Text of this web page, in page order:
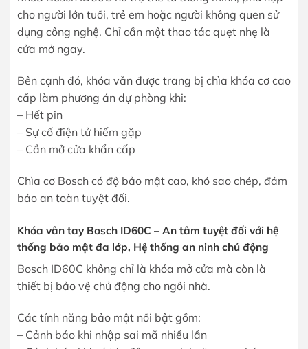
cho người lớn tuổi, trẻ em hoặc người không quen sử
dụng công nghệ. Chỉ cần một thao tác quẹt nhẹ là
cửa mở ngay.
Bên cạnh đó, khóa vẫn được trang bị chìa khóa cơ cao
cấp làm phương án dự phòng khi:
– Hết pin
– Sự cố điện tử hiếm gặp
– Cần mở cửa khẩn cấp
Chìa cơ Bosch có độ bảo mật cao, khó sao chép, đảm
bảo an toàn tuyệt đối.
Khóa vân tay Bosch ID60C – An tâm tuyệt đối với hệ
thống bảo mật đa lớp, Hệ thống an ninh chủ động
Bosch ID60C không chỉ là khóa mở cửa mà còn là
thiết bị bảo vệ chủ động cho ngôi nhà.
Các tính năng bảo mật nổi bật gồm:
– Cảnh báo khi nhập sai mã nhiều lần